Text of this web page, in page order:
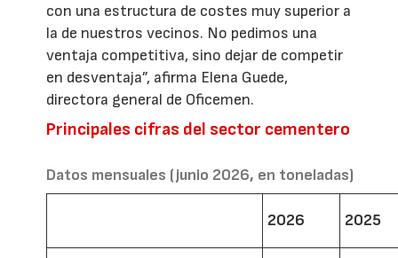
con una estructura de costes muy superior a
la de nuestros vecinos. No pedimos una
ventaja competitiva, sino dejar de competir
en desventaja”, afirma Elena Guede,
directora general de Oficemen.
Principales cifras del sector cementero
Datos mensuales (junio 2026, en toneladas)
2026 2025